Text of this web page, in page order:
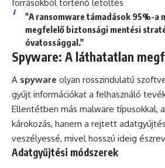
forrásokból történő letöltés
"A ransomware támadások 95%-a
megfelelő biztonsági mentési
óvatossággal."
Spyware: A láthatatlan
A spyware olyan rosszindulatú
gyűjt információkat a felhasználó
Ellentétben más malware típusokkal,
károkozás, hanem a rejtett
veszélyessé, mivel hosszú ideig
Adatgyűjtési módszerek